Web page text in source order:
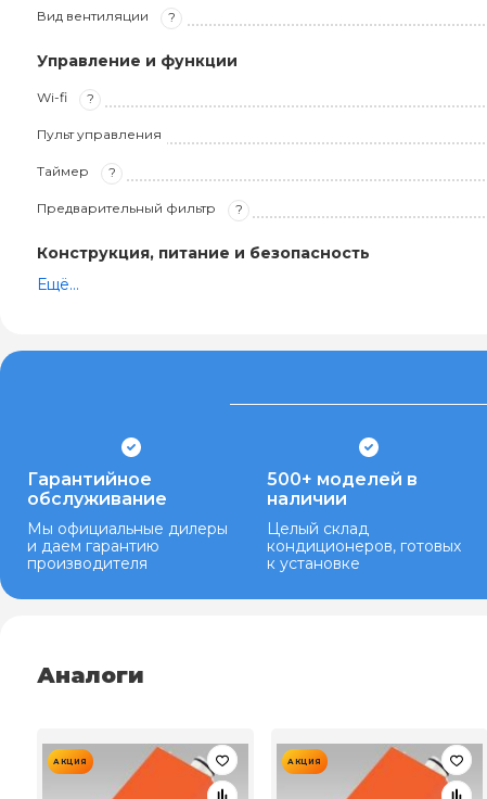
Вид вентиляции ?
Управление и функции
Wi-fi ?
Пульт управления
Таймер ?
Предварительный фильтр ?
Конструкция, питание и безопасность
Ещё...
Гарантийное
обслуживание
Мы официальные дилеры
и даем гарантию
производителя
500+ моделей в
наличии
Целый склад
кондиционеров, готовых
к установке
Аналоги
АКЦИЯ АКЦИЯ